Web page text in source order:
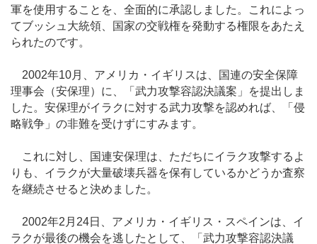
軍を使用することを、全面的に承認しました。これによっ
てブッシュ大統領、国家の交戦権を発動する権限をあたえ
られたのです。
2002年10月、アメリカ・イギリスは、国連の安全保障
理事会（安保理）に、「武力攻撃容認決議案」を提出しま
した。安保理がイラクに対する武力攻撃を認めれば、「侵
略戦争」の非難を受けずにすみます。
これに対し、国連安保理は、ただちにイラク攻撃するよ
りも、イラクが大量破壊兵器を保有しているかどうか査察
を継続させると決めました。
2002年2月24日、アメリカ・イギリス・スペインは、イ
ラクが最後の機会を逃したとして、「武力攻撃容認決議